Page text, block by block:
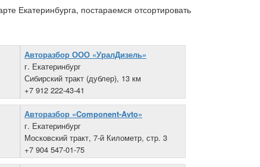
Екатеринбурга, постараемся отсортировать
Авторазбор ООО «УралДизель»
г. Екатеринбург
Сибирский тракт (дублер), 13 км
+7 912 222-43-41
Авторазбор «Component-Avto»
г. Екатеринбург
Московский тракт, 7-й Километр, стр. 3
+7 904 547-01-75